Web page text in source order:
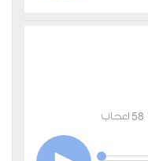
58 اعجاب